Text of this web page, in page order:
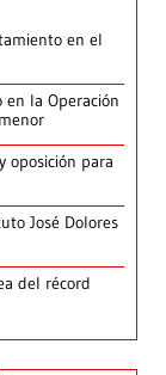
en el
la Operación
oposición para
José Dolores
del récord